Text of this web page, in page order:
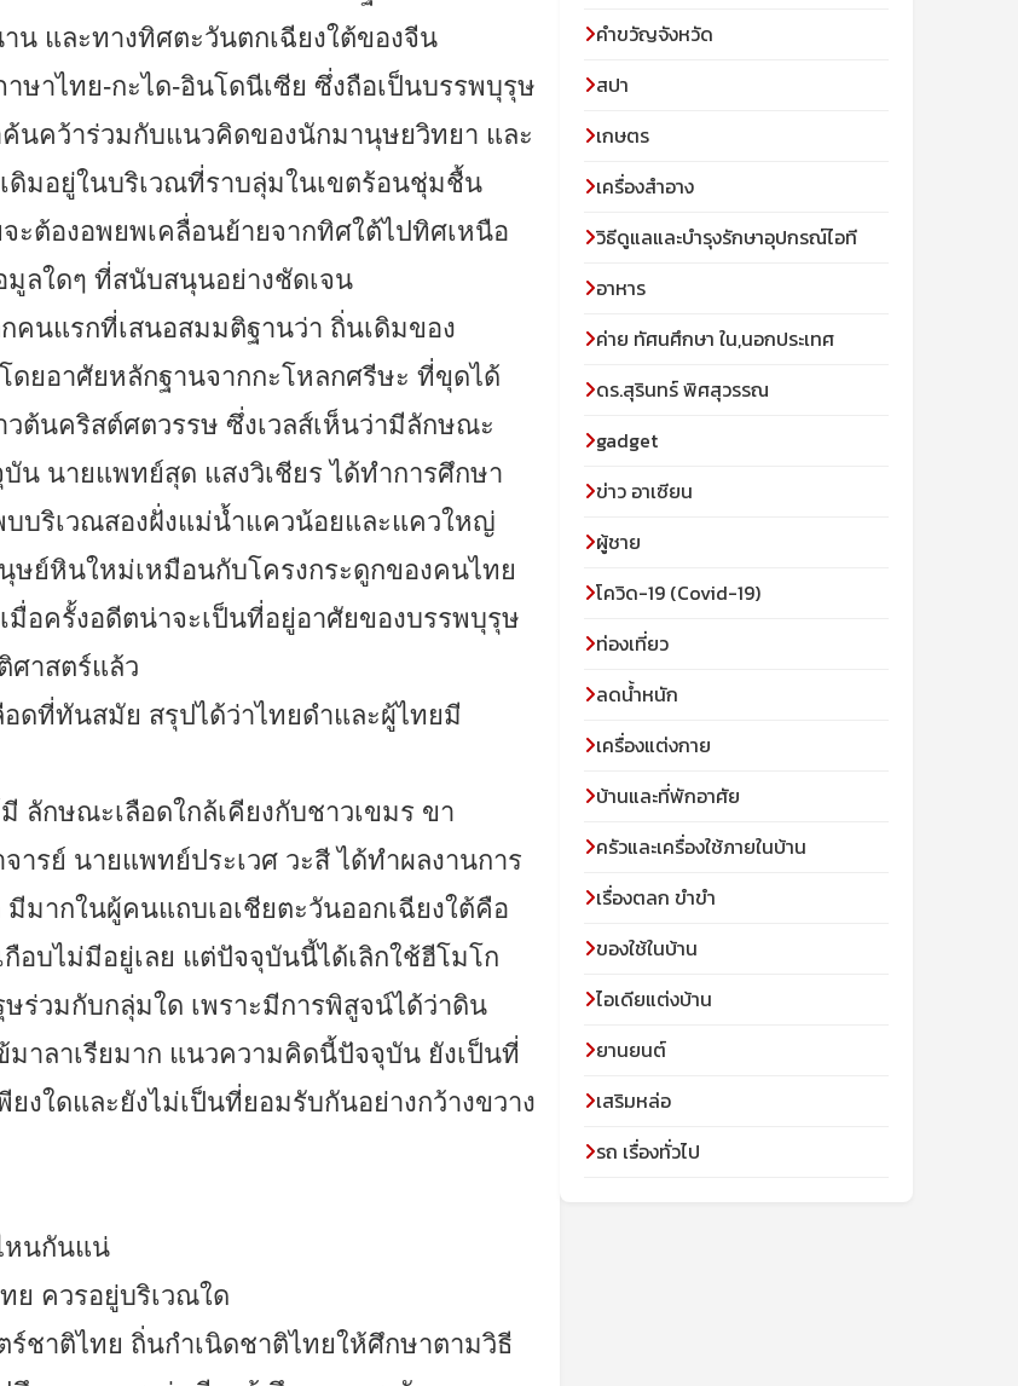
และทางทิศตะวันตกเฉียงใต้ของจีน
าไทย-กะได-อินโดนีเซีย ซึ่งถือเป็นบรรพบุรุษ
คว้าร่วมกับแนวคิดของนักมานุษยวิทยา และ
ดิมอยู่ในบริเวณที่ราบลุ่มในเขตร้อนชุ่มชื้น
ต้องอพยพเคลื่อนย้ายจากทิศใต้ไปทิศเหนือ
ลใดๆ ที่สนับสนุนอย่างชัดเจน
รกที่เสนอสมมติฐานว่า ถิ่นเดิมของ
ยอาศัยหลักฐานจากกะโหลกศรีษะ ที่ขุดได้
ต้นคริสต์ศตวรรษ ซึ่งเวลส์เห็นว่ามีลักษณะ
น นายแพทย์สุด แสงวิเชียร ได้ทำการศึกษา
บริเวณสองฝั่งแม่น้ำแควน้อยและแควใหญ่
ย์หินใหม่เหมือนกับโครงกระดูกของคนไทย
อครั้งอดีตน่าจะเป็นที่อยู่อาศัยของบรรพบุรุษ
ศาสตร์แล้ว
ทันสมัย สรุปได้ว่าไทยดำและผู้ไทยมี
ลักษณะเลือดใกล้เคียงกับชาวเขมร ขา
ารย์ นายแพทย์ประเวศ วะสี ได้ทำผลงานการ
มากในผู้คนแถบเอเชียตะวันออกเฉียงใต้คือ
บไม่มีอยู่เลย แต่ปัจจุบันนี้ได้เลิกใช้ฮีโมโก
ร่วมกับกลุ่มใด เพราะมีการพิสูจน์ได้ว่าดิน
ลาเรียมาก แนวความคิดนี้ปัจจุบัน ยังเป็นที่
งใดและยังไม่เป็นที่ยอมรับกันอย่างกว้างขวาง
นกันแน่
ควรอยู่บริเวณใด
ร์ชาติไทย ถิ่นกำเนิดชาติไทยให้ศึกษาตามวิธี
คำขวัญจังหวัด
สปา
เกษตร
เครื่องสำอาง
วิธีดูแลและบำรุงรักษาอุปกรณ์ไอที
อาหาร
ค่าย ทัศนศึกษา ใน,นอกประเทศ
ดร.สุรินทร์ พิศสุวรรณ
gadget
ข่าว อาเซียน
ผู้ชาย
โควิด-19 (Covid-19)
ท่องเที่ยว
ลดน้ำหนัก
เครื่องแต่งกาย
บ้านและที่พักอาศัย
ครัวและเครื่องใช้ภายในบ้าน
เรื่องตลก ขำขำ
ของใช้ในบ้าน
ไอเดียแต่งบ้าน
ยานยนต์
เสริมหล่อ
รถ เรื่องทั่วไป